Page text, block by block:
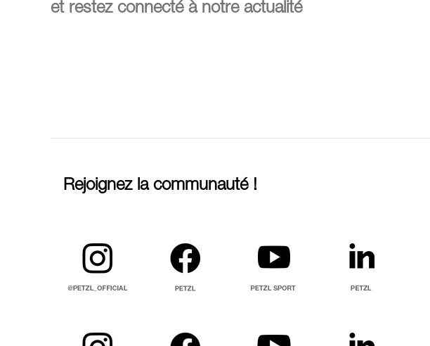
et restez connecté à notre actualité
Rejoignez la communauté !